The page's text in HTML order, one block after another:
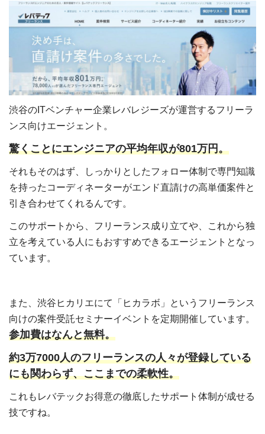
渋谷のITベンチャー企業レバレジーズが運営するフリーラ
ンス向けエージェント。
驚くことにエンジニアの平均年収が801万円。
それもそのはず、しっかりとしたフォロー体制で専門知識
を持ったコーディネーターがエンド直請けの高単価案件と
引き合わせてくれるんです。
このサポートから、フリーランス成り立てや、これから独
立を考えている人にもおすすめできるエージェントとなっ
ています。
また、渋谷ヒカリエにて「ヒカラボ」というフリーランス
向けの案件受託セミナーイベントを定期開催しています。
参加費はなんと無料。
約3万7000人のフリーランスの人々が登録している
にも関わらず、ここまでの柔軟性。
これもレバテックお得意の徹底したサポート体制が成せる
技ですね。